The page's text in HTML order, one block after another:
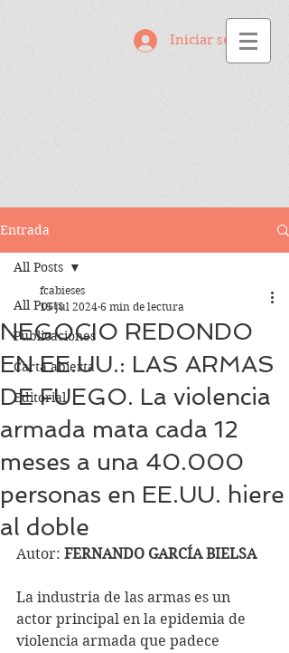
Iniciar sesión
Entrada
All Posts
Publicaciones
Carta abierta
Editorial
All Posts
NEGOCIO REDONDO
EN EE.UU.: LAS ARMAS
DE FUEGO. La violencia
armada mata cada 12
meses a una 40.000
personas en EE.UU. hiere
al doble
fcabieses
15 jul 2024 6 min de lectura
Autor: FERNANDO GARCÍA BIELSA
La industria de las armas es un
actor principal en la epidemia de
violencia armada que padece